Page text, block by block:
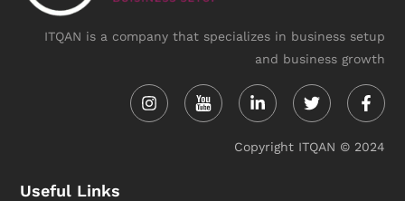
ITQAN is a company that specializes in business setup
and business growth
in f
Copyright ITQAN © 2024
Useful Links